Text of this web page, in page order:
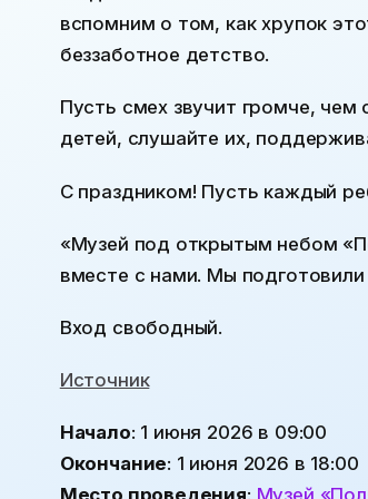
вспомним о том, как хрупок
беззаботное детство.
Пусть смех звучит громче, чем
детей, слушайте их,
С праздником! Пусть каждый
«Музей под открытым небом
вместе с нами. Мы
Вход свободный.
Источник
Начало: 1 июня 2026 в 09:00
Окончание: 1 июня 2026 в 18:00